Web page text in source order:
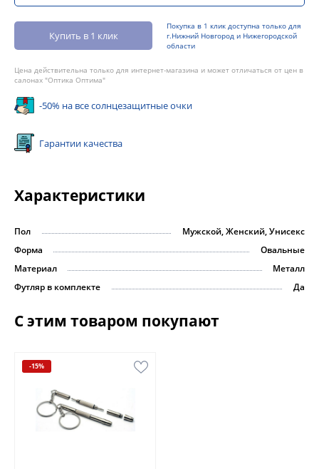
Купить в 1 клик
Покупка в 1 клик доступна только для
г.Нижний Новгород и Нижегородской
области
Цена действительна только для интернет-магазина и может отличаться от цен в
салонах "Оптика Оптима"
-50% на все солнцезащитные очки
Гарантии качества
Характеристики
Пол
Мужской, Женский, Унисекс
Форма
Овальные
Материал
Металл
Футляр в комплекте
Да
С этим товаром покупают
-15%